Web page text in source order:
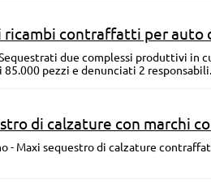
ricambi contraffatti per auto
Sequestrati due complessi produttivi
85.000 pezzi e denunciati 2
di calzature con marchi
- Maxi sequestro di calzature